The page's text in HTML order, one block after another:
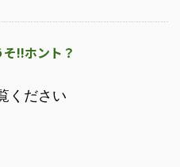
!!ホント？
ください